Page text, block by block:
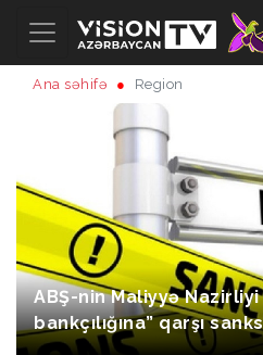
Ana səhifə Region
ABŞ-nin Maliyyə Nazirliyi
bankçılığına” qarşı